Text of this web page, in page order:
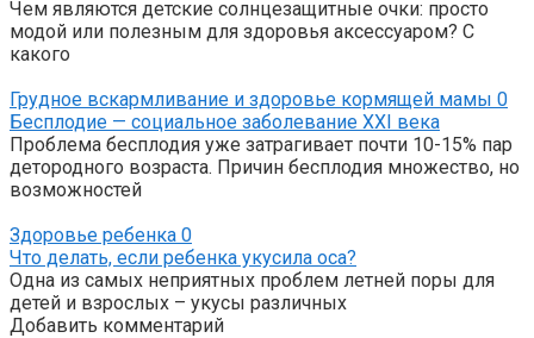
Чем являются детские солнцезащитные очки: просто
модой или полезным для здоровья аксессуаром? С
какого
Грудное вскармливание и здоровье кормящей мамы 0
Бесплодие — социальное заболевание XXI века
Проблема бесплодия уже затрагивает почти 10-15% пар
детородного возраста. Причин бесплодия множество, но
возможностей
Здоровье ребенка 0
Что делать, если ребенка укусила оса?
Одна из самых неприятных проблем летней поры для
детей и взрослых – укусы различных
Добавить комментарий